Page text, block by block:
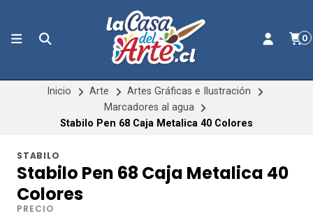
0
Inicio Arte
Artes Gráficas e Ilustración
Marcadores al agua
Stabilo Pen 68 Caja Metalica 40 Colores
STABILO
Stabilo Pen 68 Caja Metalica 40
Colores
PRECIO